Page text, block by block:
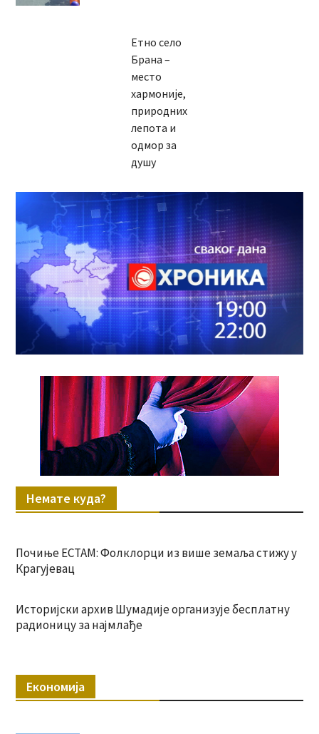
Етно село
Брана –
место
хармоније,
природних
лепота и
одмор за
душу
Немате куда?
Почиње ЕСТАМ: Фолклорци из више земаља стижу у
Крагујевац
Историјски архив Шумадије организује бесплатну
радионицу за најмлађе
Економија